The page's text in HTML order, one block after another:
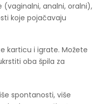
(vaginalni, analni, oralni),
koje pojačavaju
karticu i igrate. Možete
oba špila za
spontanosti, više